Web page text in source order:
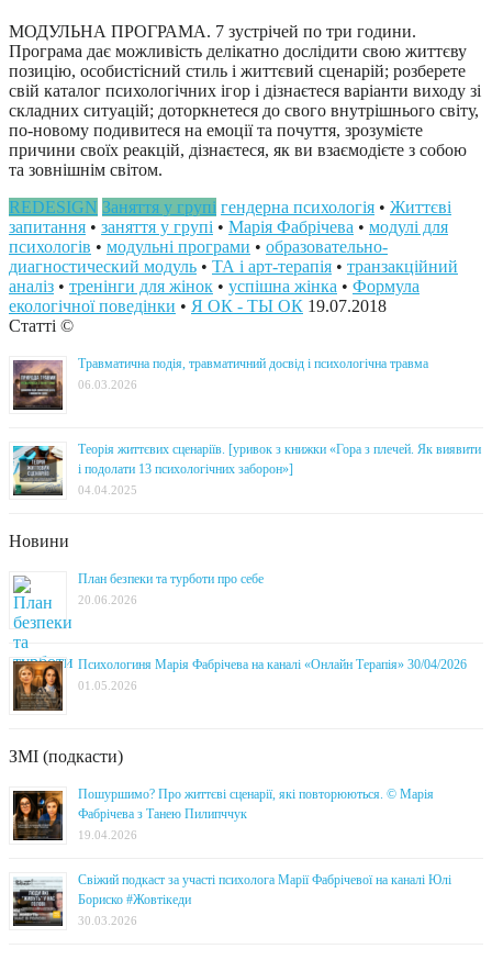
МОДУЛЬНА ПРОГРАМА. 7 зустрічей по три години.
Програма дає можливість делікатно дослідити свою життєву
позицію, особистісний стиль і життєвий сценарій; розберете
свій каталог психологічних ігор і дізнаєтеся варіанти виходу зі
складних ситуацій; доторкнетеся до свого внутрішнього світу,
по-новому подивитеся на емоції та почуття, зрозумієте
причини своїх реакцій, дізнаєтеся, як ви взаємодієте з собою
та зовнішнім світом.
REDESIGN Заняття у групі гендерна психологія • Життєві
запитання • заняття у групі • Марія Фабрічева • модулі для
психологів • модульні програми • образовательно-
диагностический модуль • ТА і арт-терапія • транзакційний
аналіз • тренінги для жінок • успішна жінка • Формула
екологічної поведінки • Я ОК - ТЫ ОК 19.07.2018
Статті ©
Травматична подія, травматичний досвід і психологічна травма
06.03.2026
Теорія життєвих сценаріїв. [уривок з книжки «Гора з плечей. Як виявити
і подолати 13 психологічних заборон»]
04.04.2025
Новини
План безпеки та турботи про себе
20.06.2026
Психологиня Марія Фабрічева на каналі «Онлайн Терапія» 30/04/2026
01.05.2026
ЗМІ (подкасти)
Пошуршимо? Про життєві сценарії, які повторюються. © Марія
Фабрічева з Танею Пилипччук
19.04.2026
Свіжий подкаст за участі психолога Марії Фабрічевої на каналі Юлі
Бориско #Жовтікеди
30.03.2026